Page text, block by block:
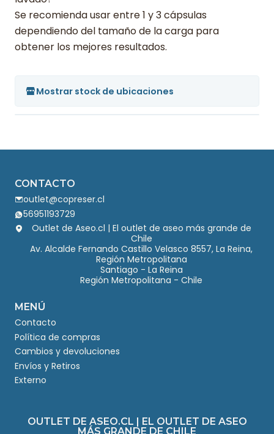
Se recomienda usar entre 1 y 3 cápsulas
dependiendo del tamaño de la carga para
obtener los mejores resultados.
Mostrar stock de ubicaciones
CONTACTO
outlet@copreser.cl
56951193729
Outlet de Aseo.cl | El outlet de aseo más grande de
Chile
Av. Alcalde Fernando Castillo Velasco 8557, La Reina,
Región Metropolitana
Santiago - La Reina
Región Metropolitana - Chile
MENÚ
Contacto
Política de compras
Cambios y devoluciones
Envíos y Retiros
Externo
OUTLET DE ASEO.CL | EL OUTLET DE ASEO
MÁS GRANDE DE CHILE